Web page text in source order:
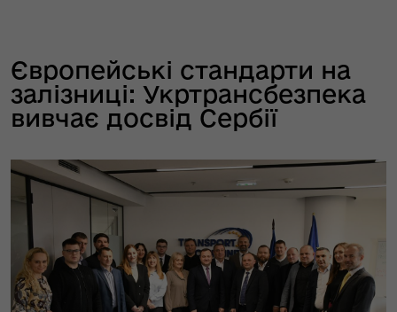
Європейські стандарти на
залізниці: Укртрансбезпека
вивчає досвід Сербії